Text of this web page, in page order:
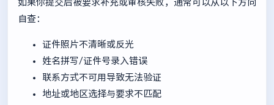
如果你提交后被要求补充或审核失败，通常可以从以下方向
自查：
证件照片不清晰或反光
姓名拼写/证件号录入错误
联系方式不可用导致无法验证
地址或地区选择与要求不匹配